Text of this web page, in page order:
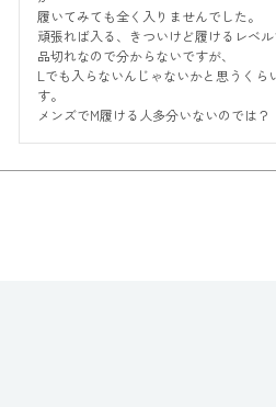
履いてみても全く入りませんでした。
頑張れば入る、きついけど履けるレベル
品切れなので分からないですが、
Lでも入らないんじゃないかと思うくら
す。
メンズでM履ける人多分いないのでは？